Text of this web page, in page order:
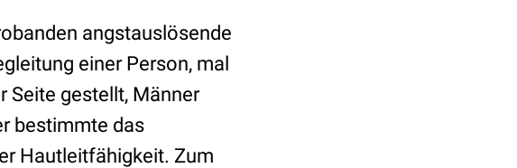
angstauslösende
einer Person, mal
Seite gestellt, Männer
bestimmte das
Hautleitfähigkeit. Zum